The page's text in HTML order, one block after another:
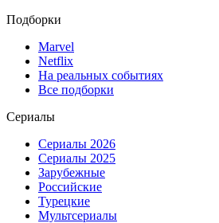
Подборки
Marvel
Netflix
На реальных событиях
Все подборки
Сериалы
Сериалы 2026
Сериалы 2025
Зарубежные
Российские
Турецкие
Мультсериалы